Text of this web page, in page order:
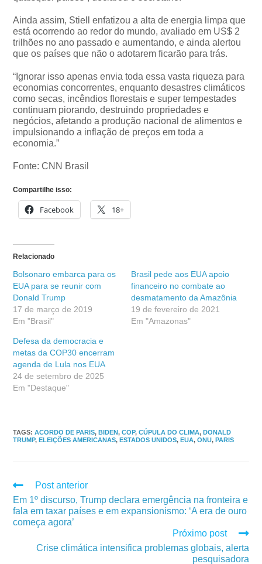
Ainda assim, Stiell enfatizou a alta de energia limpa que
está ocorrendo ao redor do mundo, avaliado em US$ 2
trilhões no ano passado e aumentando, e ainda alertou
que os países que não o adotarem ficarão para trás.
“Ignorar isso apenas envia toda essa vasta riqueza para
economias concorrentes, enquanto desastres climáticos
como secas, incêndios florestais e super tempestades
continuam piorando, destruindo propriedades e
negócios, afetando a produção nacional de alimentos e
impulsionando a inflação de preços em toda a
economia.”
Fonte: CNN Brasil
Compartilhe isso:
Facebook 18+
Relacionado
Bolsonaro embarca para os
EUA para se reunir com
Donald Trump
17 de março de 2019
Em "Brasil"
Brasil pede aos EUA apoio
financeiro no combate ao
desmatamento da Amazônia
19 de fevereiro de 2021
Em "Amazonas"
Defesa da democracia e
metas da COP30 encerram
agenda de Lula nos EUA
24 de setembro de 2025
Em "Destaque"
TAGS:ACORDO DE PARIS, BIDEN, COP, CÚPULA DO CLIMA, DONALD
TRUMP, ELEIÇÕES AMERICANAS, ESTADOS UNIDOS, EUA, ONU, PARIS
Post anterior
Em 1º discurso, Trump declara emergência na fronteira e
fala em taxar países e em expansionismo: ‘A era de ouro
começa agora’
Próximo post
Crise climática intensifica problemas globais, alerta
pesquisadora